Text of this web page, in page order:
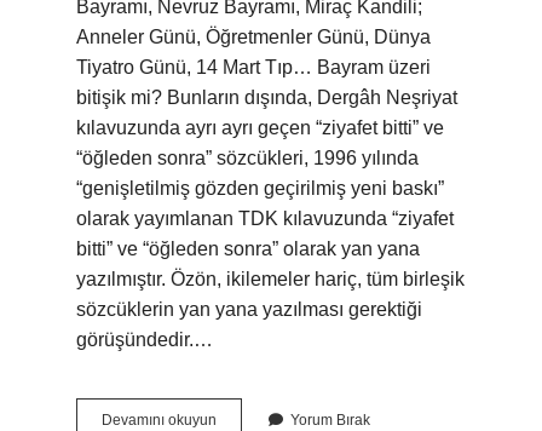
Bayramı, Nevruz Bayramı, Miraç Kandili;
Anneler Günü, Öğretmenler Günü, Dünya
Tiyatro Günü, 14 Mart Tıp… Bayram üzeri
bitişik mi? Bunların dışında, Dergâh Neşriyat
kılavuzunda ayrı ayrı geçen “ziyafet bitti” ve
“öğleden sonra” sözcükleri, 1996 yılında
“genişletilmiş gözden geçirilmiş yeni baskı”
olarak yayımlanan TDK kılavuzunda “ziyafet
bitti” ve “öğleden sonra” olarak yan yana
yazılmıştır. Özön, ikilemeler hariç, tüm birleşik
sözcüklerin yan yana yazılması gerektiği
görüşündedir.…
Devamını okuyun Yorum Bırak